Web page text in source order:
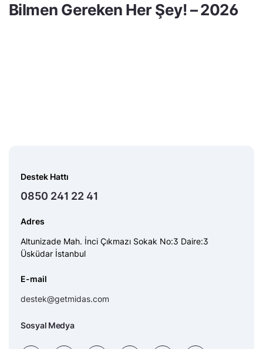
Bilmen Gereken Her Şey! – 2026
Destek Hattı
0850 241 22 41
Adres
Altunizade Mah. İnci Çıkmazı Sokak No:3 Daire:3
Üsküdar İstanbul
E-mail
destek@getmidas.com
Sosyal Medya